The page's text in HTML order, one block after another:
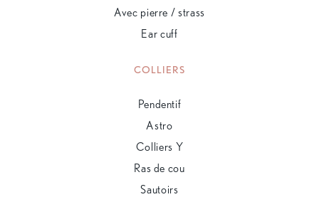
Avec pierre / strass
Ear cuff
COLLIERS
Pendentif
Astro
Colliers Y
Ras de cou
Sautoirs